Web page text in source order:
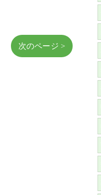
次のページ >